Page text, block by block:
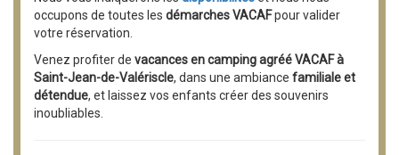
occupons de toutes les démarches VACAFpour valider
votre réservation.
Venez profiter de vacances en camping agréé VACAF à
Saint-Jean-de-Valériscle, dans une ambiance familiale et
détendue, et laissez vos enfants créer des souvenirs
inoubliables.